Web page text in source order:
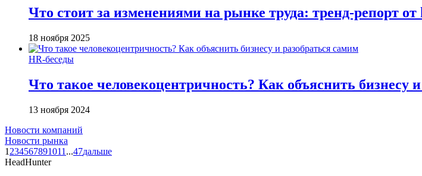
Что стоит за изменениями на рынке труда: тренд-репорт от
18 ноября 2025
HR-беседы
Что такое человеко­центричность? Как объяснить бизнесу
13 ноября 2024
Новости компаний
Новости рынка
1 234567891011 ...47дальше
HeadHunter